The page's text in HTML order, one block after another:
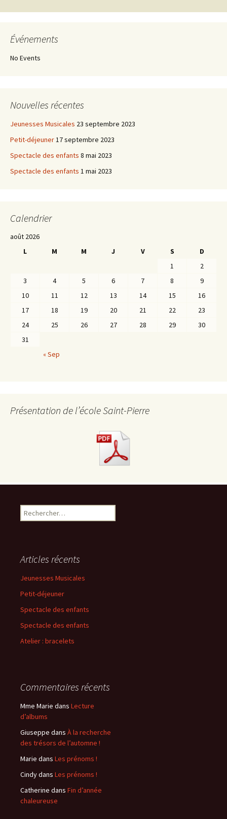
des
articles
Événements
No Events
Nouvelles récentes
Jeunesses Musicales 23 septembre 2023
Petit-déjeuner17 septembre 2023
Spectacle des enfants 8 mai 2023
Spectacle des enfants 1 mai 2023
Calendrier
août 2026
L
M M J V S
D
1
2
3
4 5 6 7 8
9
10
11 12 13 14 15
16
17
18 19 20 21 22
23
24
25 26 27 28 29
30
31
« Sep
Présentation de l’école Saint-Pierre
R
e
r
c
e
r
:
Articles récents
Jeunesses Musicales
Petit-déjeuner
Spectacle des enfants
Spectacle des enfants
Atelier : bracelets
Commentaires récents
Mme Marie dans Lecture
d’albums
Giuseppe dans À la recherche
des trésors de l’automne !
Marie dans Les prénoms !
Cindydans Les prénoms !
Catherine dans Fin d’année
chaleureuse